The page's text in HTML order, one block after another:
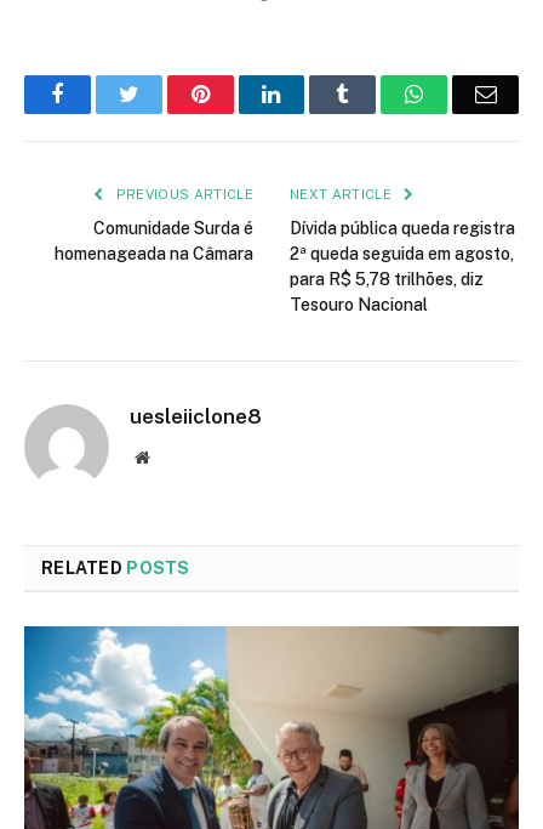
FacebookTwitter PinterestLinkedIn Tumblr WhatsApp
PREVIOUS ARTICLE
Comunidade Surda é
homenageada na Câmara
NEXT ARTICLE
Dívida pública queda registra
2ª queda seguida em agosto,
para R$ 5,78 trilhões, diz
Tesouro Nacional
uesleiiclone8
Website
RELATED POSTS